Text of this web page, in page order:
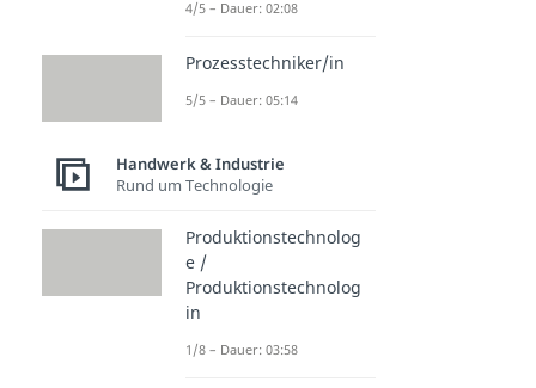
4/5 – Dauer: 02:08
Prozesstechniker/in
5/5 – Dauer: 05:14
Handwerk & Industrie
Rund um Technologie
Produktionstechnolog
e /
Produktionstechnolog
in
1/8 – Dauer: 03:58